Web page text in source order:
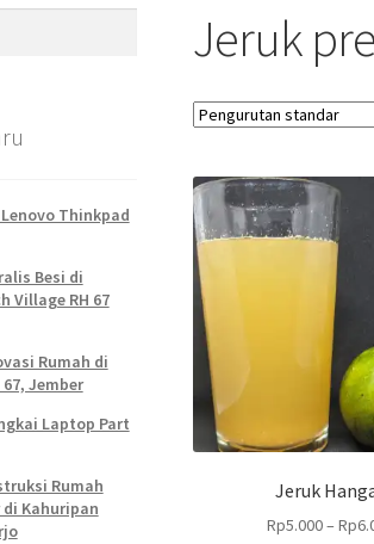
Reparasi Rumah Jeruk
Jeruk
Rp5.000– Rp
Thinkpad
Besi di
Village RH 67
Rumah di
Jember
Laptop Part
Rumah
di Kahuripan